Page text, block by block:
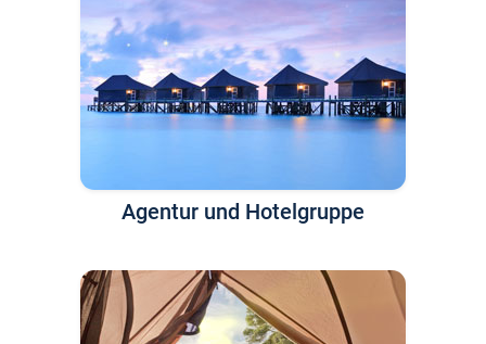
Agentur und Hotelgruppe